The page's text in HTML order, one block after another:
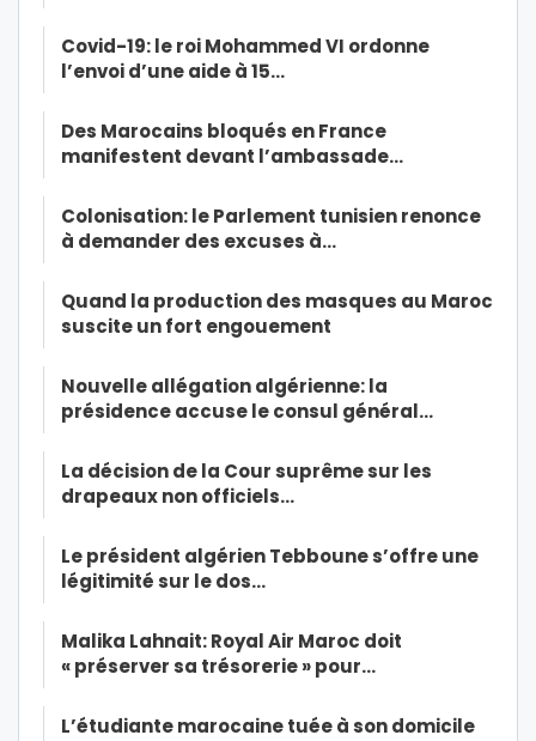
Covid-19: le roi Mohammed VI ordonne
l’envoi d’une aide à 15…
Des Marocains bloqués en France
manifestent devant l’ambassade…
Colonisation: le Parlement tunisien renonce
à demander des excuses à…
Quand la production des masques au Maroc
suscite un fort engouement
Nouvelle allégation algérienne: la
présidence accuse le consul général…
La décision de la Cour suprême sur les
drapeaux non officiels…
Le président algérien Tebboune s’offre une
légitimité sur le dos…
Malika Lahnait: Royal Air Maroc doit
« préserver sa trésorerie » pour…
L’étudiante marocaine tuée à son domicile